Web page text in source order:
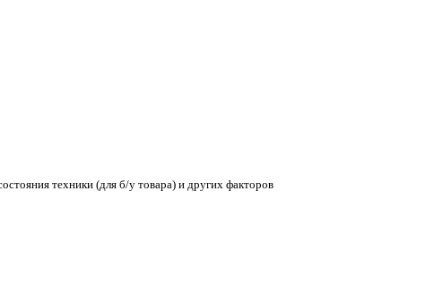
техники (для б/у товара) и других факторов